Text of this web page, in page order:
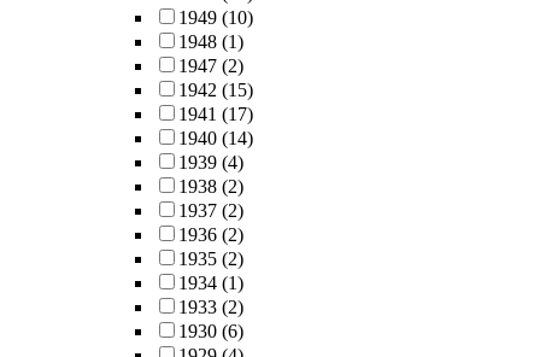
1949 (10)
1948 (1)
1947 (2)
1942 (15)
1941 (17)
1940 (14)
1939 (4)
1938 (2)
1937 (2)
1936 (2)
1935 (2)
1934 (1)
1933 (2)
1930 (6)